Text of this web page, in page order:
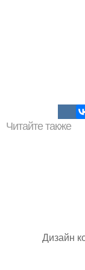
Читайте также
Дизайн